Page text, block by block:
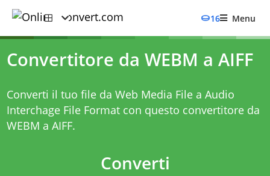
16 Menu
Convertitore da WEBM a AIFF
Converti il tuo file da Web Media File a Audio
Interchage File Format con questo convertitore da
WEBM a AIFF.
Converti